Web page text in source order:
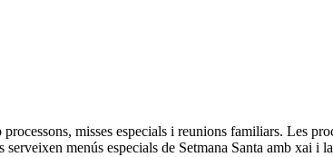
misses especials i reunions familiars. Les
menús especials de Setmana Santa amb xai i